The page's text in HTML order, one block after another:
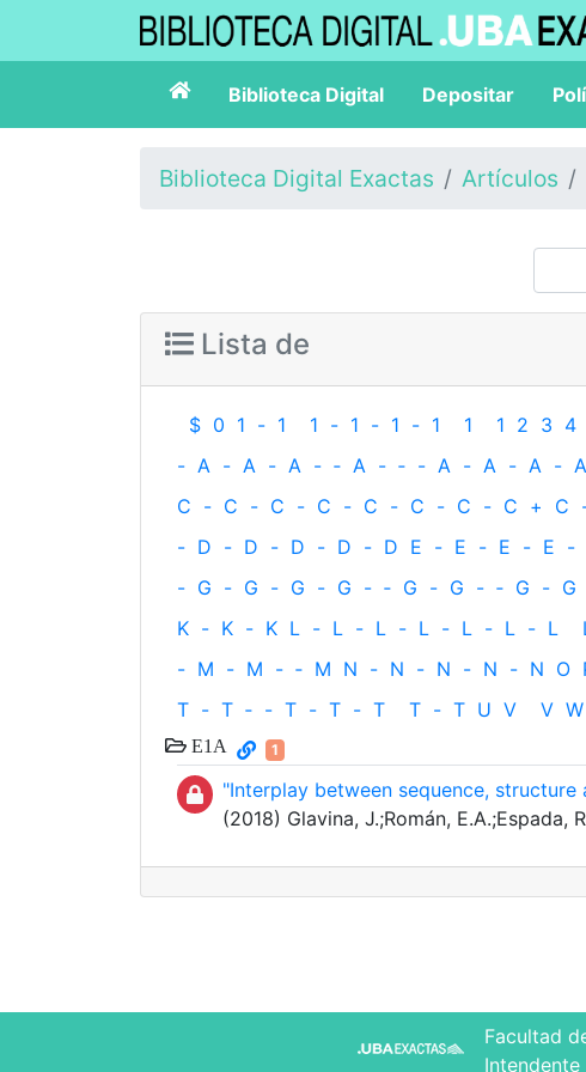
Biblioteca Digital Depositar
Biblioteca Digital Exactas Artículos
Lista de
$ 0 1 - 1 1 - 1 - 1 - 1 1 1 2 3 4
- A - A - A - ‐ A - ‐ - A - A - A - A
C - C - C - C - C - C - C - C + C
- D - D - D - D - D E - E - E - E -
- G - G - G - G - ‐ G - G - ‐ G - G
K - K - K L - L - L - L - L - L - L
- M - M - ‐ M N - N - N - N - N O
T - T ‐ - T - T - T T - T U V V W
E1A 1
"Interplay between sequence,
(2018) Glavina, J.;Román, E.A.;Espada,
Facultad